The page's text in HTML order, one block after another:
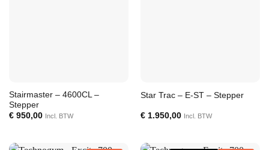
Stairmaster – 4600CL –
Stepper
€950,00 Incl. BTW
Star Trac – E-ST – Stepper
€1.950,00 Incl. BTW